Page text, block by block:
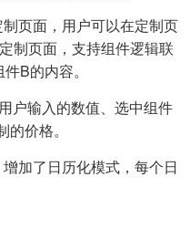
页面，用户可以在定制页
制页面，支持组件逻辑联
B的内容。
户输入的数值、选中组件
价格。
加了日历化模式，每个日